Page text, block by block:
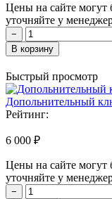
Цены на сайте
уточняйте у
−
В корзину
Быстрый просмотр
Допольнительный
Рейтинг:
6 000 ₽
Цены на сайте
уточняйте у
−